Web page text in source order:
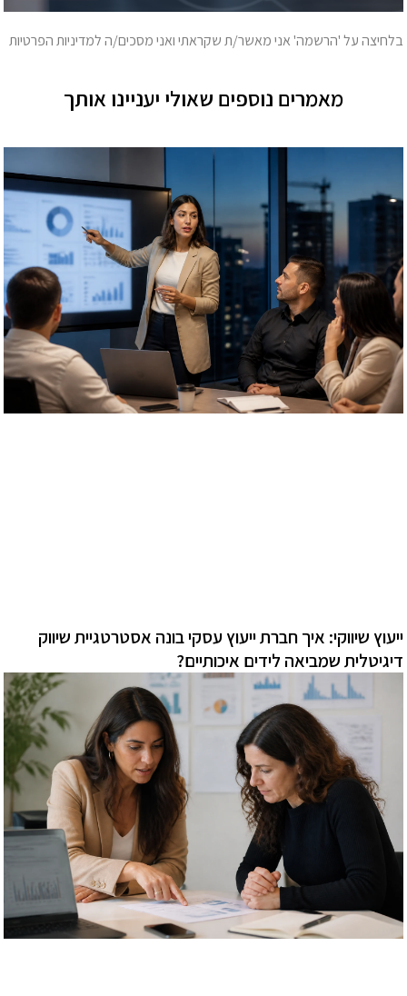
בלחיצה על 'הרשמה' אני מאשר/ת שקראתי ואני מסכים/ה למדיניות הפרטיות
מאמרים נוספים שאולי יעניינו אותך
ייעוץ שיווקי: איך חברת ייעוץ עסקי בונה אסטרטגיית שיווק
דיגיטלית שמביאה לידים איכותיים?